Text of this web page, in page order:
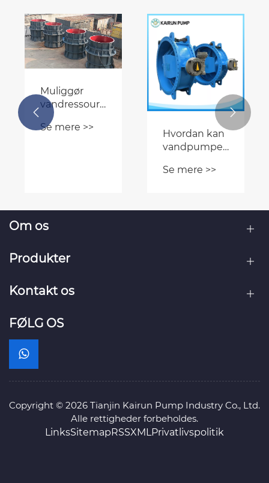
Muliggør
vandressourceforvaltning
på tværs af
flere
Se mere >>
Hvordan kan
dyre
Se mere >>
 
Om os
Produkter
Kontakt os
FØLG OS
Copyright © 2026 Tianjin Kairun Pump Industry Co., Ltd.
Alle rettigheder forbeholdes.
LinksSitemapRSSXML Privatlivspolitik